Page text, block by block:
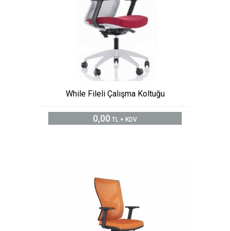
While Fileli Çalışma Koltuğu
0,00 TL + KDV